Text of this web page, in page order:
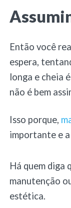
Então você
espera,
longa e cheia
não é bem
Isso porque,
importante e
Há quem diga
manutenção
estética.